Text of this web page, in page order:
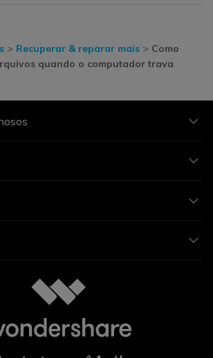
> Recuperar & reparar mais> Como
quando o computador trava